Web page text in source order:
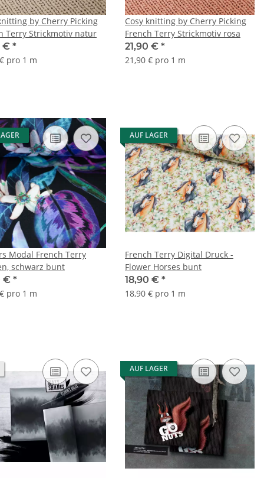
by Cherry Picking
Terry Strickmotiv natur
€ *
pro 1 m
Cosy knitting by Cherry Picking
French Terry Strickmotiv rosa
21,90 € *
21,90 € pro 1 m
Modal French Terry
schwarz bunt
€ *
pro 1 m
AUF LAGER
French Terry Digital Druck -
Flower Horses bunt
18,90 € *
18,90 € pro 1 m
AUF LAGER